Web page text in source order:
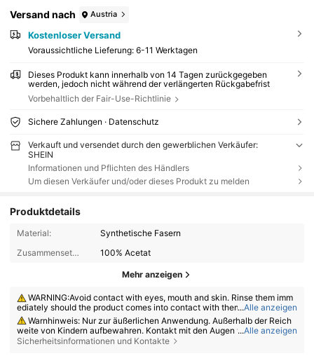
Versand nach Austria
Kostenloser Versand
Voraussichtliche Lieferung: 6-11 Werktagen
Dieses Produkt kann innerhalb von 14 Tagen zurückgegeben
werden, jedoch nicht während der verlängerten Rückgabefrist
Vorbehaltlich der Fair-Use-Richtlinie
Sichere Zahlungen · Datenschutz
Verkauft und versendet durch den gewerblichen Verkäufer:
SHEIN
Informationen und Pflichten des Händlers
Um diesen Verkäufer und/oder dieses Produkt zu melden
Produktdetails
Material:
Synthetische Fasern
Zusammensetzung:
100% Acetat
Mehr anzeigen
WARNING:Avoid contact with eyes, mouth and skin. Rinse them imm
ediately should the product comes into contact with them. If there is an
y incident, contact the poison center immediately
...Alle anzeigen
Warnhinweis: Nur zur äußerlichen Anwendung. Außerhalb der Reich
weite von Kindern aufbewahren. Kontakt mit den Augen vermeiden. Nic
ht auf verletzter oder gereizter Haut anwenden. Bei Hautreizungen die
...Alle anzeigen
Sicherheitsinformationen und Kontakte